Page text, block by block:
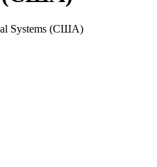
Systems (США)